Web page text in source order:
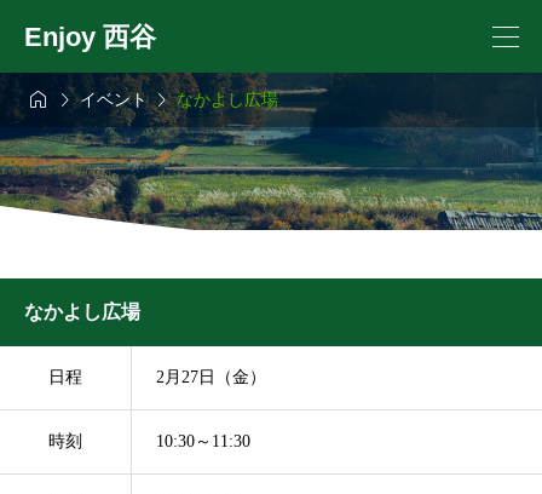
Enjoy 西谷
 イベントなかよし広場
なかよし広場
日程 2月27日（金）
時刻 10:30～11:30